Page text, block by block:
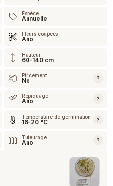
Espèce
Annuelle
Fleurs coupées
Ano
Hauteur
60-140 cm
Pincement
Ne ?
Repiquage
Ano ?
Température de germination
16-20 °C ?
Tuteurage
Ano ?